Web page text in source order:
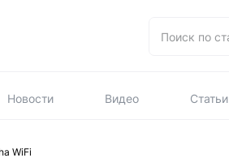
Новости Видео Статьи
WiFi